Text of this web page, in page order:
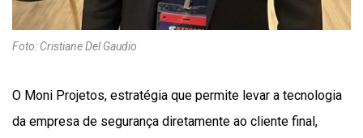
Foto: Cristiane Del Gaudio
O Moni Projetos, estratégia que permite levar a tecnologia
da empresa de segurança diretamente ao cliente final,